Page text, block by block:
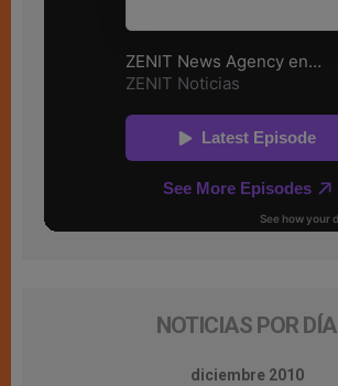
NOTICIAS POR DÍA
diciembre 2010